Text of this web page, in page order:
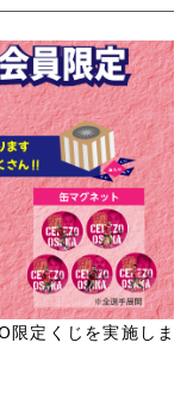
アクセス レディース
購入方法
ビス 団体チケット
ス
マッチデープログラム
ド 公式アプリ
サポートスタッフ
パクトレポート
券引換方法
命名書
ファンクラブ
ディア 30周年
限定くじを実施しま